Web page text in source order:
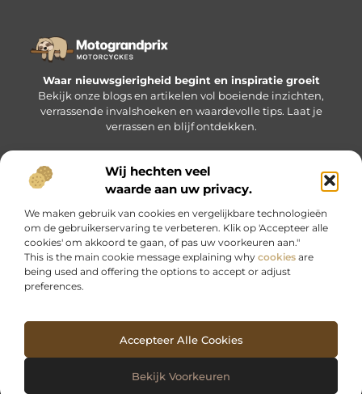
Wij hechten veel
waarde aan uw privacy.
We maken gebruik van cookies en vergelijkbare technologieën
om de gebruikerservaring te verbeteren. Klik op 'Accepteer alle
cookies' om akkoord te gaan, of pas uw voorkeuren aan."
This is the main cookie message explaining why cookies are
being used and offering the options to accept or adjust
preferences.
Accepteer Alle Cookies
Bekijk Voorkeuren
Waar nieuwsgierigheid begint en inspiratie groeit
Bekijk onze blogs en artikelen vol boeiende inzichten,
verrassende invalshoeken en waardevolle tips. Laat je
verrassen en blijf ontdekken.
Bericht categorie
Onze informatie
Website index Cookiebeleid (EU)
@2025 www.motograndprix.nl. All Right Reserved.